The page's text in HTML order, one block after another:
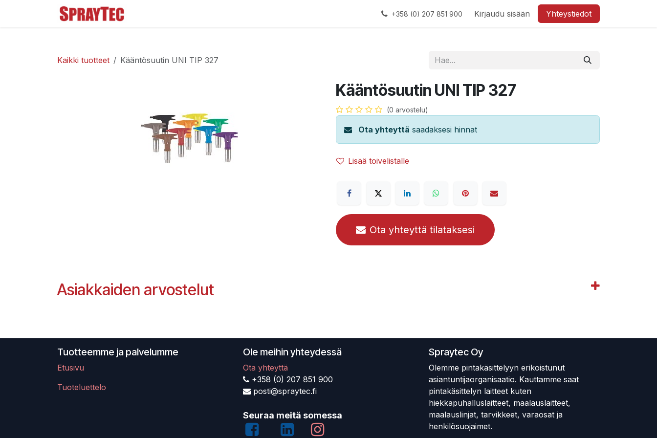
+358 (0) 207 851 900 Kirjaudu sisään Yhteystiedot
Kaikki tuotteet Kääntösuutin UNI TIP 327
Kääntösuutin UNI TIP 327
(0 arvostelu)
Ota yhteyttä saadaksesi hinnat
Lisää toivelistalle
Ota yhteyttä tilataksesi
Asiakkaiden arvostelut
Tuotteemme ja palvelumme
Etusivu
Tuoteluettelo
Ole meihin yhteydessä
Ota yhteyttä
+358 (0) 207 851 900
posti@spraytec.fi
Seuraa meitä somessa
Spraytec Oy
Olemme pintakäsittelyyn erikoistunut
asiantuntijaorganisaatio. Kauttamme saat
pintakäsittelyn laitteet kuten
hiekkapuhalluslaitteet, maalauslaitteet,
maalauslinjat, tarvikkeet, varaosat ja
henkilösuojaimet.